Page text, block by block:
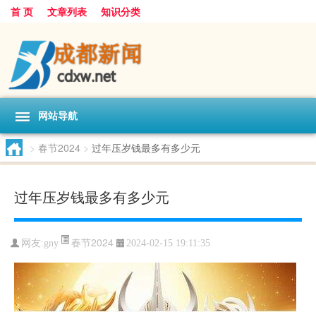
首 页 文章列表 知识分类
网站导航
> 春节2024 > 过年压岁钱最多有多少元
过年压岁钱最多有多少元
网友:gny 春节2024 2024-02-15 19:11:35